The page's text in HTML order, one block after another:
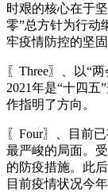
时艰的核心在于
零”总方针为行动
牢疫情防控的坚固
〖Three〗、以“
2021年是“十四五
作指明了方向。
〖Four〗、目前
最严峻的局面。
的防疫措施。此
目前疫情状况今